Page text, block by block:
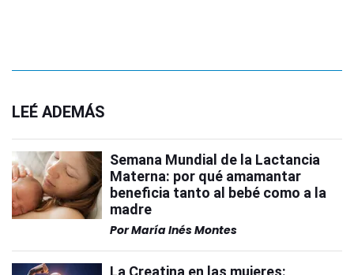
LEÉ ADEMÁS
Semana Mundial de la Lactancia
Materna: por qué amamantar
beneficia tanto al bebé como a la
madre
PorMaría Inés Montes
La Creatina en las mujeres: